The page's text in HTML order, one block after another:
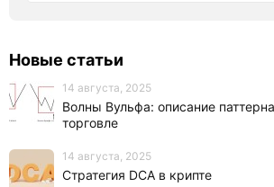
Новые статьи
14 августа, 2025
Волны Вульфа: описание
торговле
14 августа, 2025
Стратегия DCA в крипте